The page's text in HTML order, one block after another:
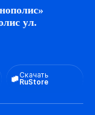
ул.
Скачать
RuStore